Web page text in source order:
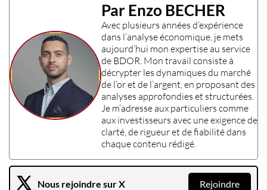
Par Enzo BECHER
Avec plusieurs années d’expérience
dans l’analyse économique , je mets
aujourd’hui mon expertiseau service
de BDOR. Mon travail consiste à
décrypter les dynamiques du marché
de l’or et de l’argent, en proposant des
analyses approfondies et structurées.
Je m’adresse aux particuliers comme
aux investisseurs avec une exigence de
clarté, de rigueur et de fiabilité dans
chaque contenu rédigé.
Nous rejoindre sur X Rejoindre